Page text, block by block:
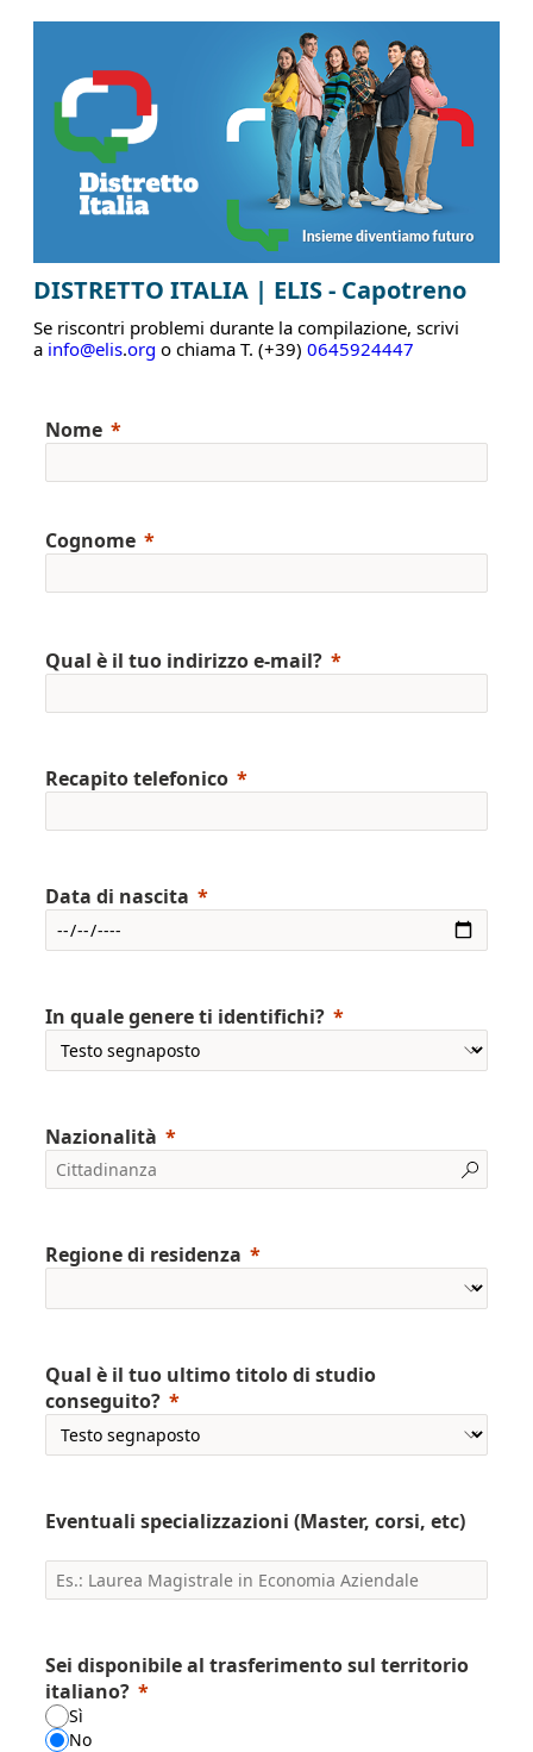
DISTRETTO ITALIA | ELIS - Capotreno
Se riscontri problemi durante la compilazione, scrivi
a info@elis.org o chiama T. (+39) 0645924447
Nome
Cognome
Qual è il tuo indirizzo e-mail?
Recapito telefonico
Data di nascita
In quale genere ti identifichi?
Nazionalità
Regione di residenza
Qual è il tuo ultimo titolo di studio
conseguito?
Eventuali specializzazioni (Master, corsi, etc)
Sei disponibile al trasferimento sul territorio
italiano?
Sì
No